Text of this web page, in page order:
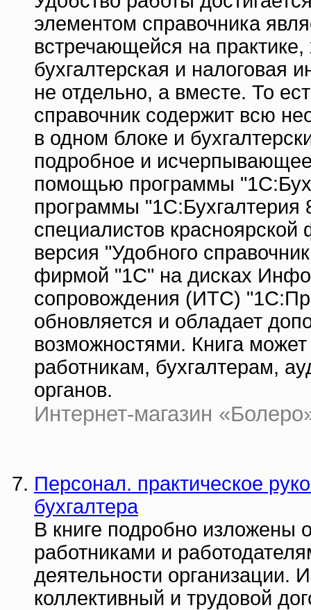
элементом справочника
встречающейся на
бухгалтерская и налоговая
не отдельно, а вместе. То
справочник содержит всю
в одном блоке и
подробное и исчерпывающее
помощью программы
программы
специалистов
версия "Удобного
фирмой "1С" на дисках
сопровождения (ИТС)
обновляется и обладает
возможностями. Книга
работникам, бухгалтерам,
органов.
Интернет-магазин
Персонал. практическое
бухгалтера
В книге подробно изложены
работниками и
деятельности организации.
коллективный и трудовой